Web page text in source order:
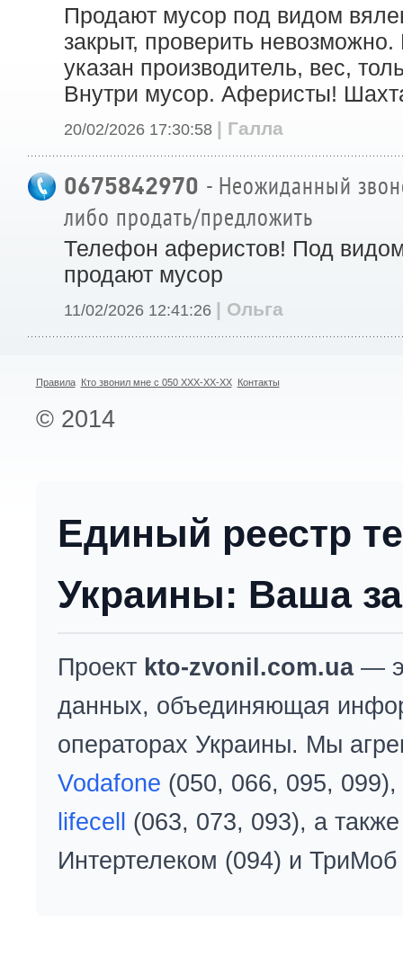
Продают мусор под видом
закрыт, проверить невозможно.
указан производитель, вес,
Внутри мусор. Аферисты!
20/02/2026 17:30:58 | Галла
0675842970 - Неожиданный
либо продать/предложить
Телефон аферистов! Под
продают мусор
11/02/2026 12:41:26 | Ольга
Правила Кто звонил мне с 050 XXX-XX-XX Контакты
© 2014
Единый реестр
Украины: Ваша
Проект kto-zvonil.com.ua—
данных, объединяющая
операторах Украины. Мы
Vodafone (050, 066, 095, 099),
lifecell
(063, 073, 093), а
Интертелеком (094) и ТриМоб